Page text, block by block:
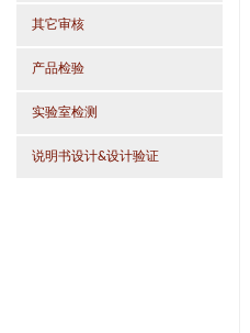
其它审核
产品检验
实验室检测
说明书设计&设计验证